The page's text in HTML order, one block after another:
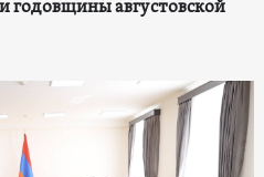
годовщины августовской